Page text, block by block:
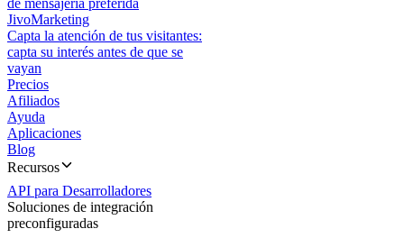
de mensajería preferida
JivoMarketing
Capta la atención de tus visitantes:
capta su interés antes de que se
vayan
Precios
Afiliados
Ayuda
Aplicaciones
Blog
Recursos
API para Desarrolladores
Soluciones de integración
preconfiguradas